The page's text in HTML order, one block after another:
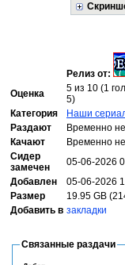
Релиз от:
Оценка
5 из 10 (1
5)
Категория
Наши
Раздают
Временно
Качают
Временно
Сидер
замечен
05-06-2026
Добавлен
05-06-2026
Размер
19.95 GB
Добавить в закладки
Связанные раздачи